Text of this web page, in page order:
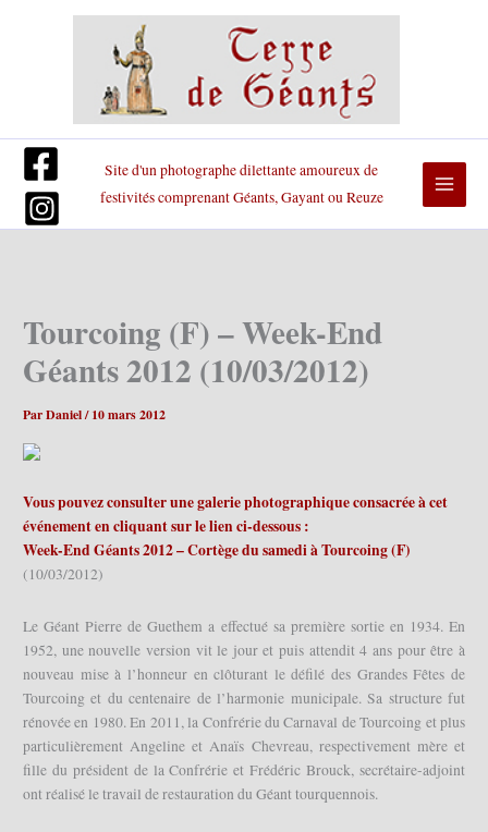
Site d'un photographe dilettante amoureux de
festivités comprenant Géants, Gayant ou Reuze
Tourcoing (F) – Week-End
Géants 2012 (10/03/2012)
ParDaniel/10 mars 2012
Vous pouvez consulter une galerie photographique consacrée à cet
événement en cliquant sur le lien ci-dessous :
Week-End Géants 2012 – Cortège du samedi à Tourcoing (F)
(10/03/2012)
Le Géant Pierre de Guethem a effectué sa première sortie en 1934. En
1952, une nouvelle version vit le jour et puis attendit 4 ans pour être à
nouveau mise à l’honneur en clôturant le défilé des Grandes Fêtes de
Tourcoing et du centenaire de l’harmonie municipale. Sa structure fut
rénovée en 1980. En 2011, la Confrérie du Carnaval de Tourcoing et plus
particulièrement Angeline et Anaïs Chevreau, respectivement mère et
fille du président de la Confrérie et Frédéric Brouck, secrétaire-adjoint
ont réalisé le travail de restauration du Géant tourquennois.